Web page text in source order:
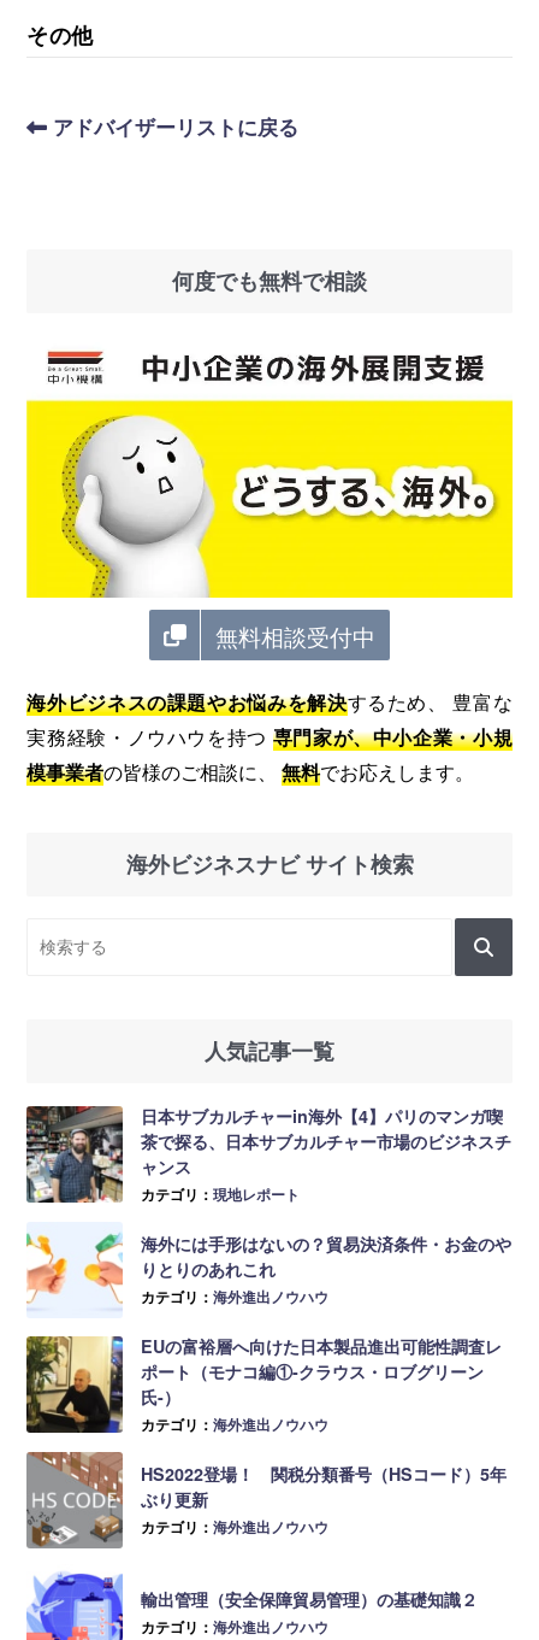
その他
アドバイザーリストに戻る
何度でも無料で相談
無料相談受付中
海外ビジネスの課題やお悩みを解決するため、 豊富な
実務経験・ノウハウを持つ 専門家が、中小企業・小規
模事業者の皆様のご相談に、無料でお応えします。
海外ビジネスナビ サイト検索
人気記事一覧
日本サブカルチャーin海外【4】パリのマンガ喫
茶で探る、日本サブカルチャー市場のビジネスチ
ャンス
カテゴリ：現地レポート
海外には手形はないの？貿易決済条件・お金のや
りとりのあれこれ
カテゴリ：海外進出ノウハウ
EUの富裕層へ向けた日本製品進出可能性調査レ
ポート（モナコ編①-クラウス・ロブグリーン
氏-）
カテゴリ：海外進出ノウハウ
HS2022登場！ 関税分類番号（HSコード）5年
ぶり更新
カテゴリ：海外進出ノウハウ
輸出管理（安全保障貿易管理）の基礎知識２
カテゴリ：海外進出ノウハウ